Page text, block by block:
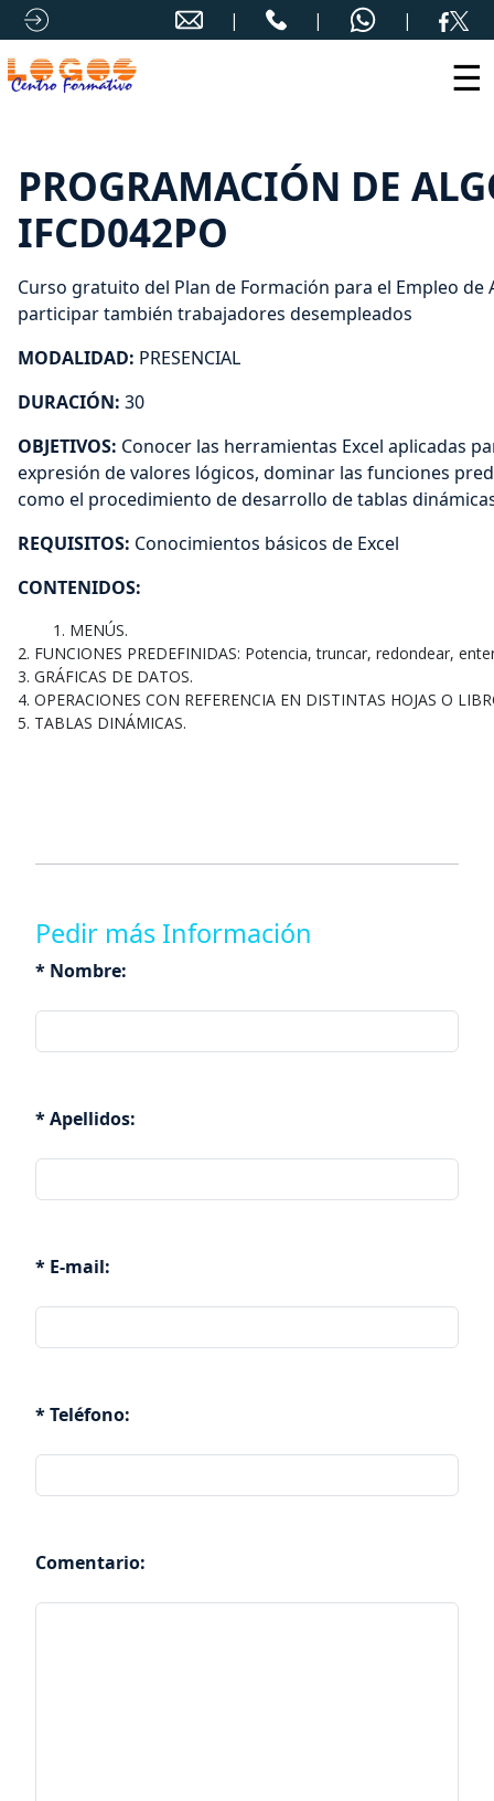
☰
PROGRAMACIÓN DE
IFCD042PO
Curso gratuito del Plan de Formación para el Empleo
participar también trabajadores desempleados
MODALIDAD: PRESENCIAL
DURACIÓN: 30
OBJETIVOS: Conocer las herramientas Excel aplicadas
expresión de valores lógicos, dominar las funciones
como el procedimiento de desarrollo de tablas
REQUISITOS: Conocimientos básicos de Excel
CONTENIDOS:
2. FUNCIONES PREDEFINIDAS: Potencia, truncar, redondear,
3. GRÁFICAS DE DATOS.
4. OPERACIONES CON REFERENCIA EN DISTINTAS HOJAS O
5. TABLAS DINÁMICAS.
Pedir más Información
* Nombre:
* Apellidos:
* E-mail:
* Teléfono:
Comentario: